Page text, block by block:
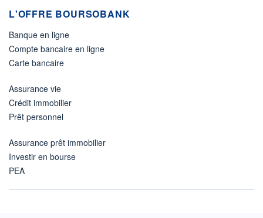
L'OFFRE BOURSOBANK
Banque en ligne
Compte bancaire en ligne
Carte bancaire
Assurance vie
Crédit immobilier
Prêt personnel
Assurance prêt immobilier
Investir en bourse
PEA